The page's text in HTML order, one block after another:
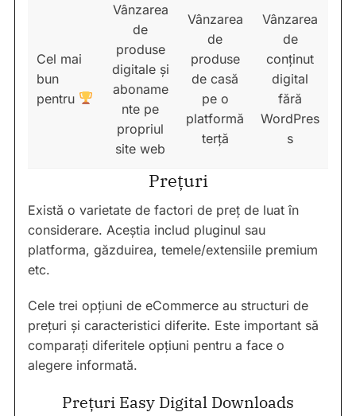
Cel mai
bun
pentru
Vânzarea
de
produse
digitale și
aboname
nte pe
propriul
site web
Vânzarea
de
produse
de casă
pe o
platformă
terță
Vânzarea
de
conținut
digital
fără
WordPres
s
Prețuri
Există o varietate de factori de preț de luat în
considerare. Aceștia includ pluginul sau
platforma, găzduirea, temele/extensiile premium
etc.
Cele trei opțiuni de eCommerce au structuri de
prețuri și caracteristici diferite. Este important să
comparați diferitele opțiuni pentru a face o
alegere informată.
Prețuri Easy Digital Downloads